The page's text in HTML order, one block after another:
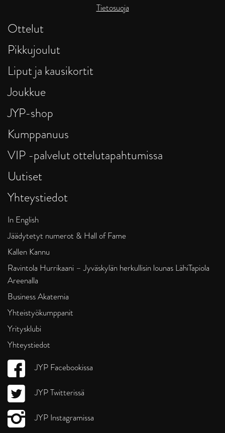
Tietosuoja
Ottelut
Pikkujoulut
Liput ja kausikortit
Joukkue
JYP-shop
Kumppanuus
VIP -palvelut ottelutapahtumissa
Uutiset
Yhteystiedot
In English
Jäädytetyt numerot & Hall of Fame
Kallen Kannu
Ravintola Hurrikaani – Jyväskylän herkullisin lounas LähiTapiola
Areenalla
Business Akatemia
Yhteistyökumppanit
Yritysklubi
Yhteystiedot
JYP Facebookissa
JYP Twitterissä
JYP Instagramissa